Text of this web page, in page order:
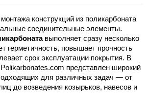
конструкций из поликарбоната
соединительные элементы.
выполняет сразу несколько
герметичность, повышает прочность
срок эксплуатации покрытия. В
Polikarbonates.com представлен широкий
для различных задач — от
до возведения козырьков, навесов и